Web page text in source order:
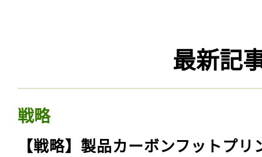
最新記
戦略
【戦略】製品カーボンフットプリ